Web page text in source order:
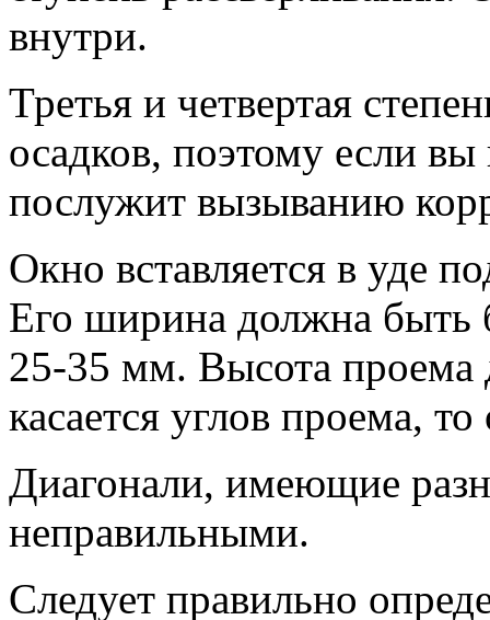
внутри.
Третья и четвертая
осадков, поэтому если
послужит вызыванию
Окно вставляется в уде
Его ширина должна быть
25-35 мм. Высота
касается углов проема,
Диагонали, имеющие
неправильными.
Следует правильно